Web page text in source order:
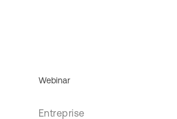
Webinar
Entreprise